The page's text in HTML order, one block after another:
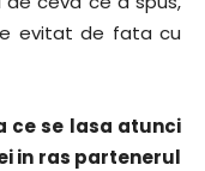
evitat de fata cu
ce se lasa atunci
in ras partenerul